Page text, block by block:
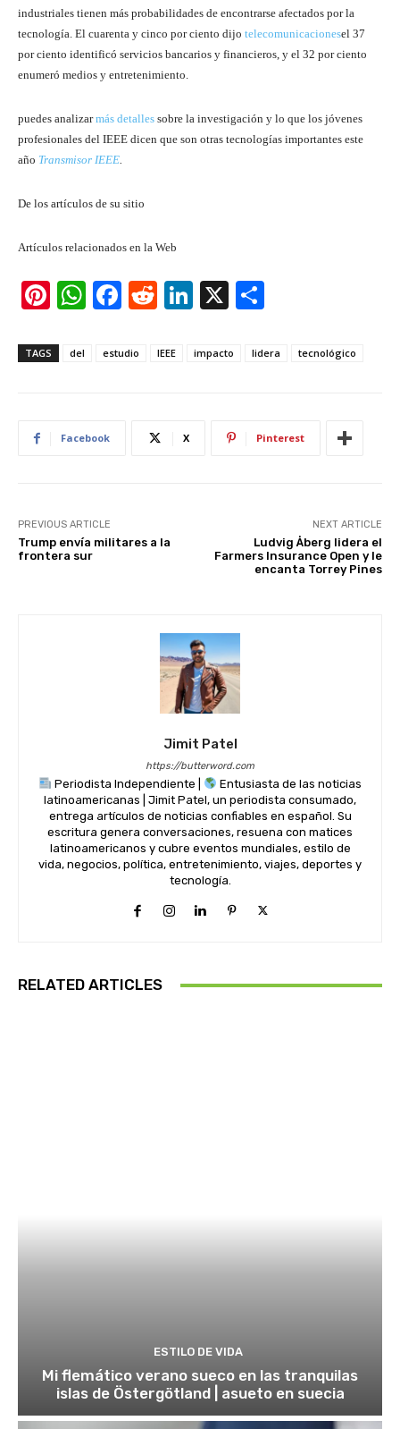
industriales tienen más probabilidades de encontrarse afectados por la
tecnología. El cuarenta y cinco por ciento dijo telecomunicacionesel 37
por ciento identificó servicios bancarios y financieros, y el 32 por ciento
enumeró medios y entretenimiento.
puedes analizarmás detalles sobre la investigación y lo que los jóvenes
profesionales del IEEE dicen que son otras tecnologías importantes este
año Transmisor IEEE.
De los artículos de su sitio
Artículos relacionados en la Web
Pi
er
W
at
p
F
c
R
d
Li
k
X
ar
TAGS del estudio IEEE impacto lidera tecnológico
Facebook X Pinterest
PREVIOUS ARTICLE
Trump envía militares a la
frontera sur
NEXT ARTICLE
Ludvig Åberg lidera el
Farmers Insurance Open y le
encanta Torrey Pines
Jimit Patel
https://butterword.com
Periodista Independiente |
Entusiasta de las noticias
latinoamericanas | Jimit Patel, un periodista consumado,
entrega artículos de noticias confiables en español. Su
escritura genera conversaciones, resuena con matices
latinoamericanos y cubre eventos mundiales, estilo de
vida, negocios, política, entretenimiento, viajes, deportes y
tecnología.
RELATED ARTICLES
ESTILO DE VIDA
Mi flemático verano sueco en las tranquilas
islas de Östergötland | asueto en suecia